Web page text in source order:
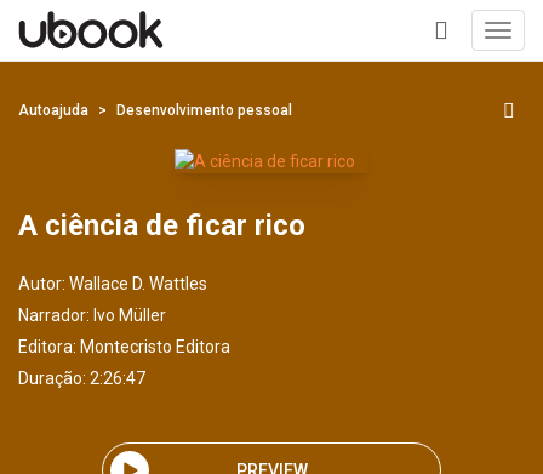
+
Autoajuda Desenvolvimento pessoal
A ciência de ficar rico
Autor: Wallace D. Wattles
Narrador: Ivo Müller
Editora: Montecristo Editora
Duração: 2:26:47
PREVIEW